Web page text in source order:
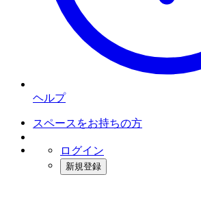
ヘルプ
スペースをお持ちの方
ログイン
新規登録